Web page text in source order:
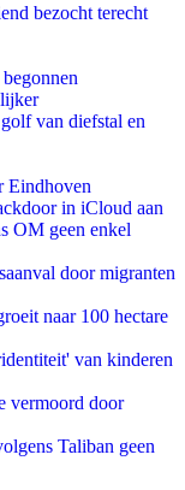
bezocht terecht
van diefstal en
Eindhoven
in iCloud aan
OM geen enkel
door migranten
naar 100 hectare
van kinderen
vermoord door
Taliban geen